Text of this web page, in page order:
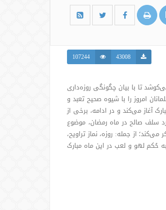
43008
107244
تا با بیان چگونگی روزه‌داری
امروز را با شیوه صحیح تعبد و
آغاز می‌کند و در ادامه، برخی از
سلف صالح در ماه رمضان، موضوع
از جمله: روزه، نماز تراویح،
حُکم لهو و لعب در این ماه مبارک